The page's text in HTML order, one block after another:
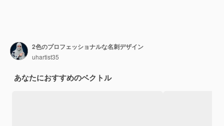
2色のプロフェッショナルな名刺デザイン
uhartist35
あなたにおすすめのベクトル